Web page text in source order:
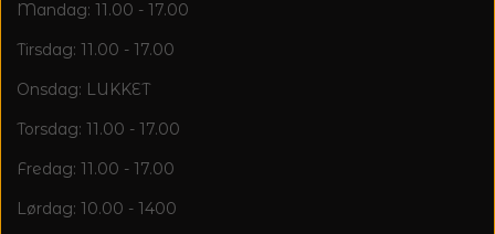
Mandag: 11.00 - 17.00
Tirsdag: 11.00 - 17.00
Onsdag: LUKKET
Torsdag: 11.00 - 17.00
Fredag: 11.00 - 17.00
Lørdag: 10.00 - 1400